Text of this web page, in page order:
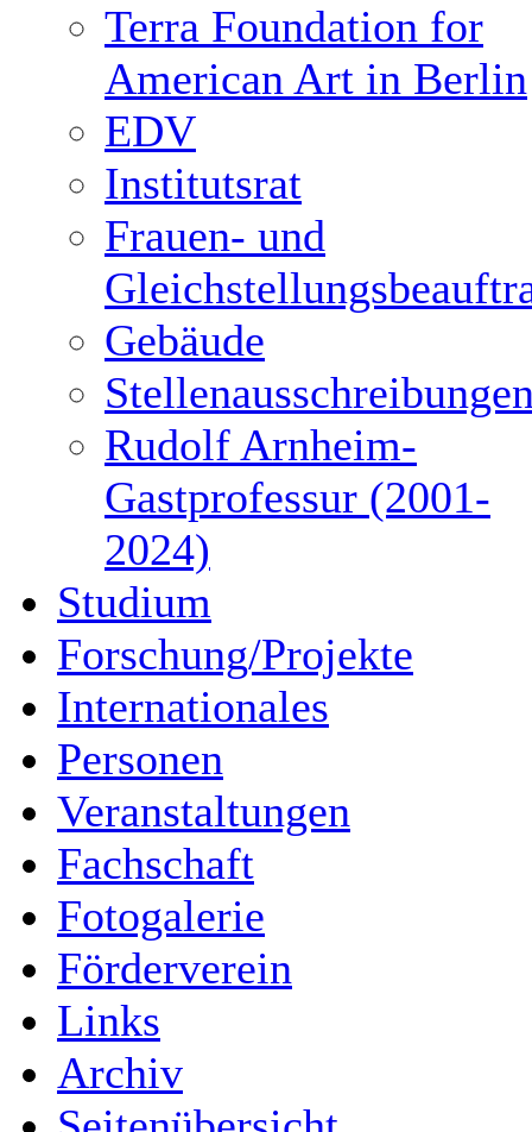
Terra Foundation for
American Art in Berlin
EDV
Institutsrat
Frauen- und
Gebäude
Rudolf Arnheim-
Gastprofessur (2001-
2024)
Studium
Forschung/Projekte
Internationales
Personen
Veranstaltungen
Fachschaft
Fotogalerie
Förderverein
Links
Archiv